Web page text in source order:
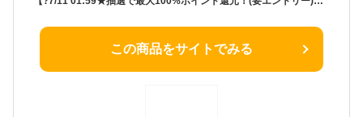
この商品をサイトでみる